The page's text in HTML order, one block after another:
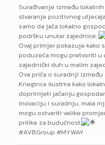
Surađivanje između
stvaranje pozitivnog
samo da jača lokalno
podršku unutar zajednice.
Ovaj primjer pokazuje kako
poduzeća mogu pretvoriti
zajednički duh u malim
Ova priča o suradnji između
Kneginca ilustrira kako
doprinijeti jačanju
inovaciju i suradnju, mala
mogu ostvariti velike
prilike za budućnost.
#AVBGroup #MYWAY